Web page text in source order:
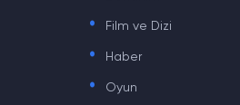
. Film ve Dizi
. Haber
. Oyun